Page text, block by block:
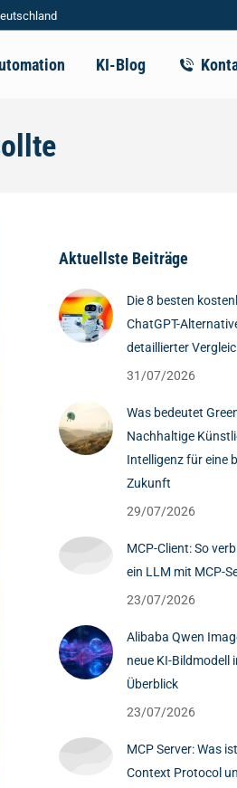
KI-Blog
Aktuellste Beiträge
Die 8 besten
ChatGPT-
detaillierter
31/07/2026
Was bedeutet
Nachhaltige
Intelligenz für eine
Zukunft
29/07/2026
MCP-Client: So
ein LLM mit MCP-
23/07/2026
Alibaba Qwen
neue KI-Bildmodell
Überblick
23/07/2026
MCP Server: Was
Context Protocol